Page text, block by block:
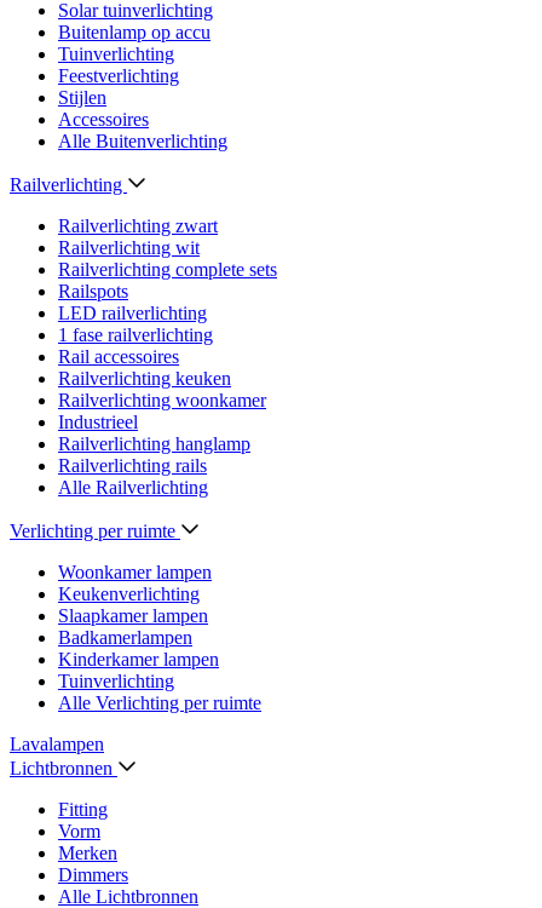
Solar tuinverlichting
Buitenlamp op accu
Tuinverlichting
Feestverlichting
Stijlen
Accessoires
Alle Buitenverlichting
Railverlichting
Railverlichting zwart
Railverlichting wit
Railverlichting complete sets
Railspots
LED railverlichting
1 fase railverlichting
Rail accessoires
Railverlichting keuken
Railverlichting woonkamer
Industrieel
Railverlichting hanglamp
Railverlichting rails
Alle Railverlichting
Verlichting per ruimte
Woonkamer lampen
Keukenverlichting
Slaapkamer lampen
Badkamerlampen
Kinderkamer lampen
Tuinverlichting
Alle Verlichting per ruimte
Lavalampen
Lichtbronnen
Fitting
Vorm
Merken
Dimmers
Alle Lichtbronnen